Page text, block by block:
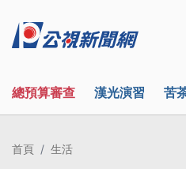
總預算審查 漢光演習 苦
首頁 生活